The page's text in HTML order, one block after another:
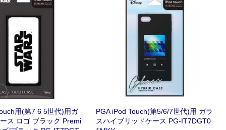
用(第7 6 5世代)用ガ
ス ロゴ ブラック Premi
PGA iPod Touch(第5/6/7世代)用 ガラ
スハイブリッドケース PG-IT7DGT0